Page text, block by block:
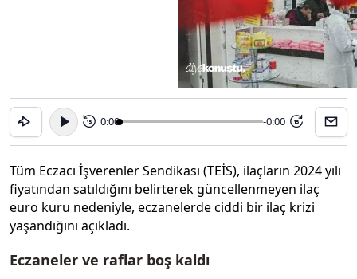
15 0:00 -0:00 15
Tüm Eczacı İşverenler Sendikası (TEİS), ilaçların 2024 yılı
fiyatından satıldığını belirterek güncellenmeyen ilaç
euro kuru nedeniyle, eczanelerde ciddi bir ilaç krizi
yaşandığını açıkladı.
Eczaneler ve raflar boş kaldı